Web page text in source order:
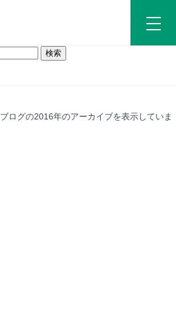
ブログの2016年のアーカイブを表示していま